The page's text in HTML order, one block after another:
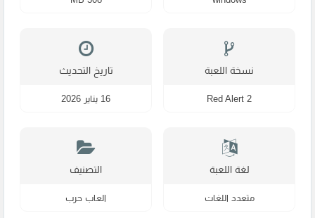
نسخة اللعبة
Red Alert 2
تاريخ التحديث
16 يناير 2026
لغة اللعبة
متعدد اللغات
التصنيف
العاب حرب